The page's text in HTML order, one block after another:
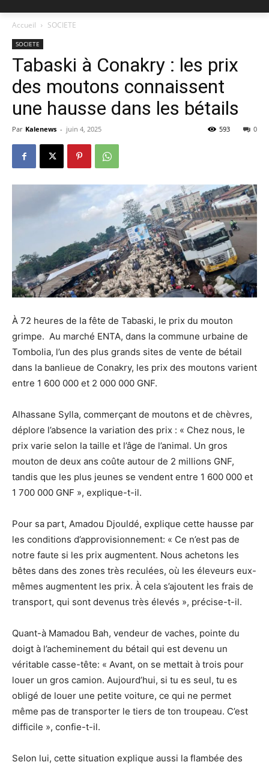
Accueil SOCIETE
SOCIETE
Tabaski à Conakry : les prix
des moutons connaissent
une hausse dans les bétails
Par Kalenews - juin 4, 2025 0
593
À 72 heures de la fête de Tabaski, le prix du mouton
grimpe. Au marché ENTA, dans la commune urbaine de
Tombolia, l’un des plus grands sites de vente de bétail
dans la banlieue de Conakry, les prix des moutons varient
entre 1 600 000 et 2 000 000 GNF.
Alhassane Sylla, commerçant de moutons et de chèvres,
déplore l’absence la variation des prix : « Chez nous, le
prix varie selon la taille et l’âge de l’animal. Un gros
mouton de deux ans coûte autour de 2 millions GNF,
tandis que les plus jeunes se vendent entre 1 600 000 et
1 700 000 GNF », explique-t-il.
Pour sa part, Amadou Djouldé, explique cette hausse par
les conditions d’approvisionnement: « Ce n’est pas de
notre faute si les prix augmentent. Nous achetons les
bêtes dans des zones très reculées, où les éleveurs eux-
mêmes augmentent les prix. À cela s’ajoutent les frais de
transport, qui sont devenus très élevés », précise-t-il.
Quant-à Mamadou Bah, vendeur de vaches, pointe du
doigt à l’acheminement du bétail qui est devenu un
véritable casse-tête: « Avant, on se mettait à trois pour
louer un gros camion. Aujourd’hui, si tu es seul, tu es
obligé de louer une petite voiture, ce qui ne permet
même pas de transporter le tiers de ton troupeau. C’est
difficile », confie-t-il.
Selon lui, cette situation explique aussi la flambée des